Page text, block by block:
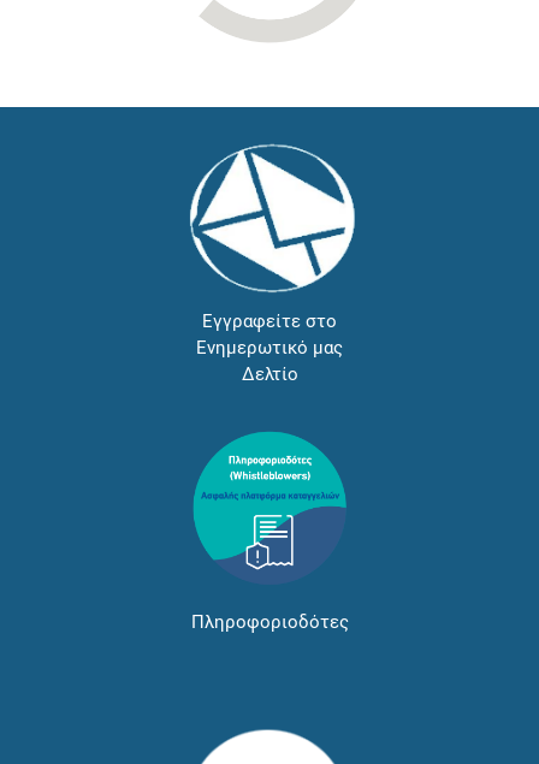
Εγγραφείτε στο
Ενημερωτικό μας
Δελτίο
Πληροφοριοδότες